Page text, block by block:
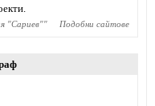
"Сариев"" Подобни сайтове